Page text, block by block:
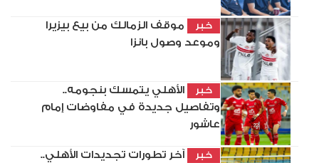
خبر
موقف الزمالك من بيع بيزيرا
وموعد وصول بانزا
خبر
الأهلي يتمسك بنجومه..
وتفاصيل جديدة في مفاوضات إمام
عاشور
خبر
آخر تطورات تجديدات الأهلي..